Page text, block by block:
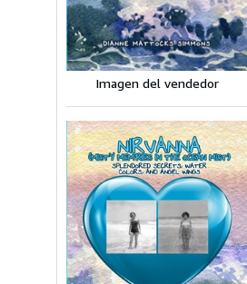
Imagen del vendedor